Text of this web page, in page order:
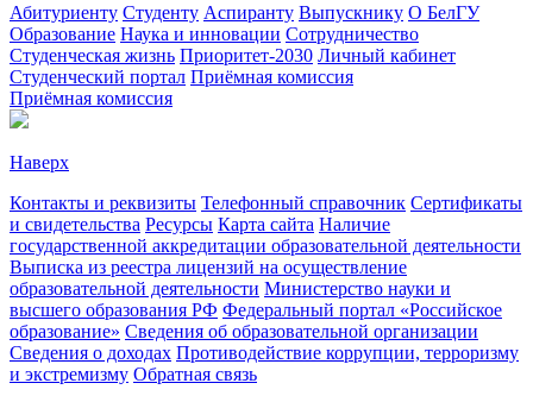
Абитуриенту Студенту Аспиранту Выпускнику О БелГУ
Образование Наука и инновации Сотрудничество
Студенческая жизнь Приоритет-2030 Личный кабинет
Студенческий портал Приёмная комиссия
Приёмная комиссия
Наверх
Контакты и реквизиты Телефонный справочник Сертификаты
и свидетельства Ресурсы Карта сайта Наличие
государственной аккредитации образовательной деятельности
Выписка из реестра лицензий на осуществление
образовательной деятельности Министерствo науки и
высшего образования РФ Федеральный портал «Российское
образование» Сведения об образовательной организации
Сведения о доходах Противодействие коррупции, терроризму
и экстремизму Обратная связь